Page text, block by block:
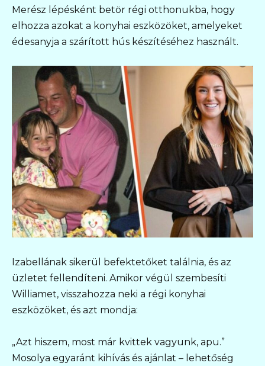
Merész lépésként betör régi otthonukba, hogy
elhozza azokat a konyhai eszközöket, amelyeket
édesanyja a szárított hús készítéséhez használt.
Izabellának sikerül befektetőket találnia, és az
üzletet fellendíteni. Amikor végül szembesíti
Williamet, visszahozza neki a régi konyhai
eszközöket, és azt mondja:
„Azt hiszem, most már kvittek vagyunk, apu.”
Mosolya egyaránt kihívás és ajánlat – lehetőség